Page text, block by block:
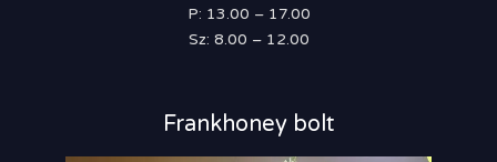
P: 13.00 – 17.00
Sz: 8.00 – 12.00
Frankhoney bolt